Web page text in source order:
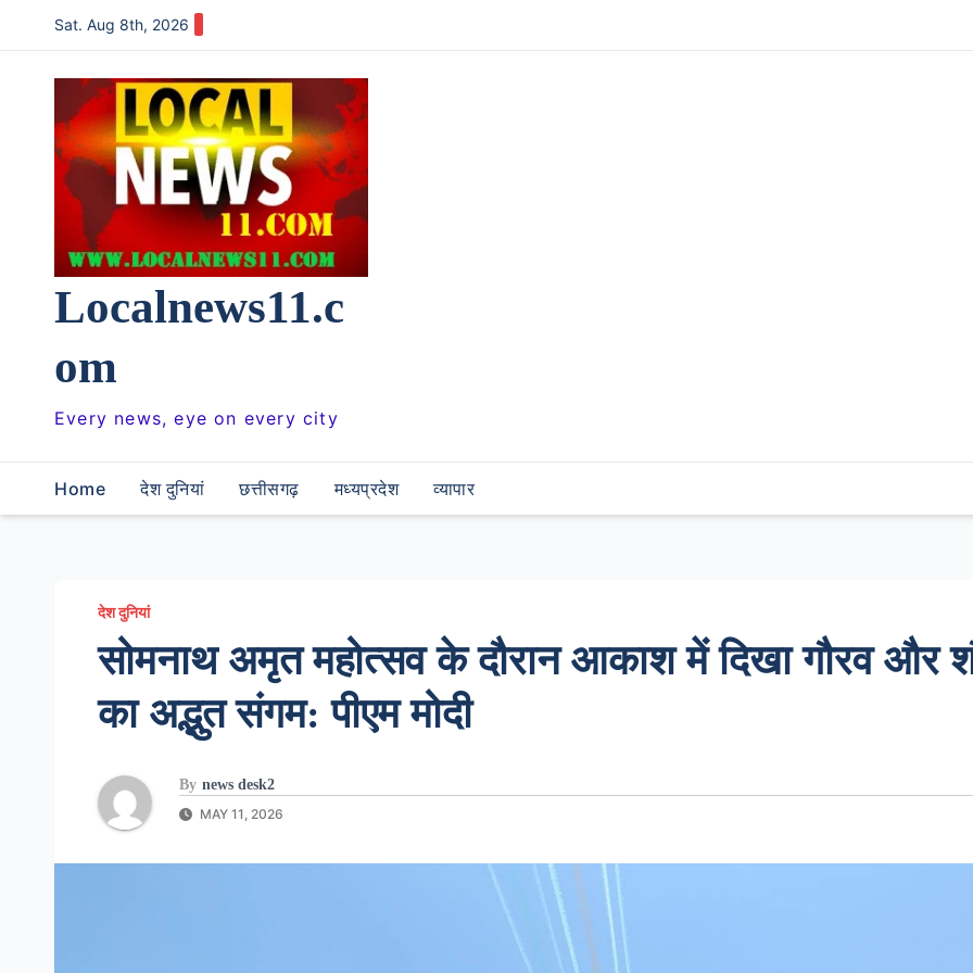
to
content
Sat. Aug 8th, 2026
Localnews11.c
om
Every news, eye on every city
Home देश दुनियां छत्तीसगढ़ मध्यप्रदेश व्यापार
देश दुनियां
सोमनाथ अमृत महोत्सव के दौरान आकाश में दिखा गौरव और
का अद्भुत संगम: पीएम मोदी
By news desk2
MAY 11, 2026